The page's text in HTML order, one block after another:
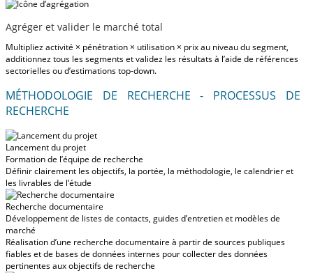
Agréger et valider le marché total
Multipliez activité × pénétration × utilisation × prix au niveau du segment,
additionnez tous les segments et validez les résultats à l’aide de références
sectorielles ou d’estimations top-down.
MÉTHODOLOGIE DE RECHERCHE - PROCESSUS DE
RECHERCHE
Lancement du projet
Formation de l’équipe de recherche
Définir clairement les objectifs, la portée, la méthodologie, le calendrier et
les livrables de l’étude
Recherche documentaire
Développement de listes de contacts, guides d’entretien et modèles de
marché
Réalisation d’une recherche documentaire à partir de sources publiques
fiables et de bases de données internes pour collecter des données
pertinentes aux objectifs de recherche